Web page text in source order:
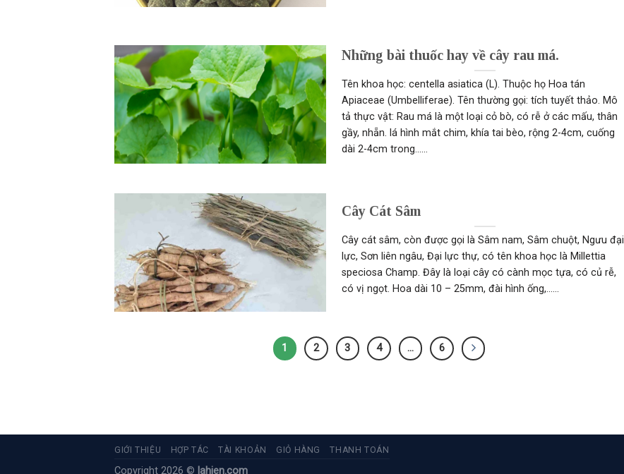
Những bài thuốc hay về cây rau má.
Tên khoa học: centella asiatica (L). Thuộc họ Hoa tán
Apiaceae (Umbelliferae). Tên thường gọi: tích tuyết thảo. Mô
tả thực vật: Rau má là một loại cỏ bò, có rễ ở các mấu, thân
gầy, nhẵn. lá hình mắt chim, khía tai bèo, rộng 2-4cm, cuống
dài 2-4cm trong......
Cây Cát Sâm
Cây cát sâm, còn được gọi là Sâm nam, Sâm chuột, Ngưu đại
lực, Sơn liên ngâu, Đại lực thự, có tên khoa học là Millettia
speciosa Champ. Đây là loại cây có cành mọc tựa, có củ rễ,
có vị ngọt. Hoa dài 10 – 25mm, đài hình ống,......
1 2 3 4 … 6
GIỚI THIỆU HỢP TÁC TÀI KHOẢN GIỎ HÀNG THANH TOÁN
Copyright 2026 © lahien.com